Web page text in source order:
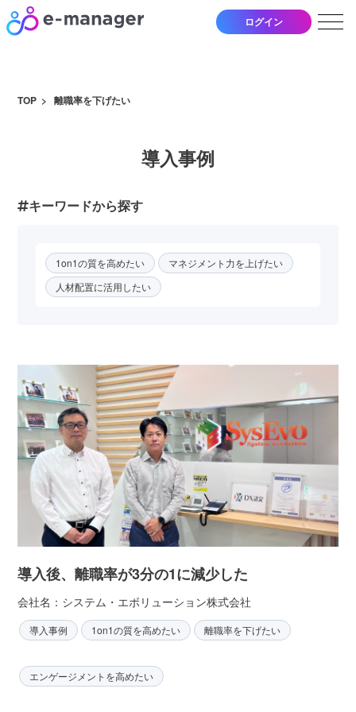
ログイン
TOP 離職率を下げたい
導入事例
キーワードから探す
1on1の質を高めたい
マネジメント力を上げたい
人材配置に活用したい
導入後、離職率が3分の1に減少した
会社名：システム・エボリューション株式会社
導入事例 1on1の質を高めたい 離職率を下げたい
エンゲージメントを高めたい